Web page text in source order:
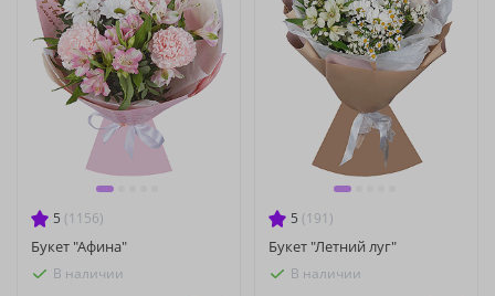
5 (1156)
Букет "Афина"
В наличии
5 (191)
Букет "Летний луг"
В наличии